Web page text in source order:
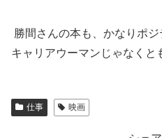
勝間さんの本も、かなりポジ
キャリアウーマンじゃなくと
仕事 映画